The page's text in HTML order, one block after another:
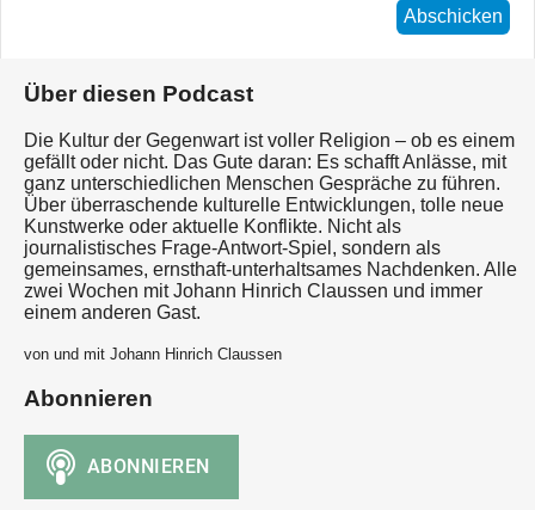
Abschicken
Über diesen Podcast
Die Kultur der Gegenwart ist voller Religion – ob es einem
gefällt oder nicht. Das Gute daran: Es schafft Anlässe, mit
ganz unterschiedlichen Menschen Gespräche zu führen.
Über überraschende kulturelle Entwicklungen, tolle neue
Kunstwerke oder aktuelle Konflikte. Nicht als
journalistisches Frage-Antwort-Spiel, sondern als
gemeinsames, ernsthaft-unterhaltsames Nachdenken. Alle
zwei Wochen mit Johann Hinrich Claussen und immer
einem anderen Gast.
von und mit Johann Hinrich Claussen
Abonnieren